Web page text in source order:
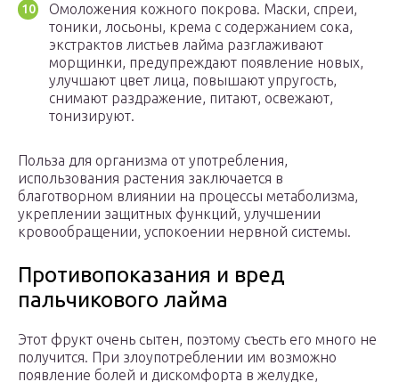
Омоложения кожного покрова. Маски, спреи,
тоники, лосьоны, крема с содержанием сока,
экстрактов листьев лайма разглаживают
морщинки, предупреждают появление новых,
улучшают цвет лица, повышают упругость,
снимают раздражение, питают, освежают,
тонизируют.
Польза для организма от употребления,
использования растения заключается в
благотворном влиянии на процессы метаболизма,
укреплении защитных функций, улучшении
кровообращении, успокоении нервной системы.
Противопоказания и вред
пальчикового лайма
Этот фрукт очень сытен, поэтому съесть его много не
получится. При злоупотреблении им возможно
появление болей и дискомфорта в желудке,